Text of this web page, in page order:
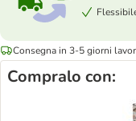
Consegna in 3-5 giorni
Compralo con: